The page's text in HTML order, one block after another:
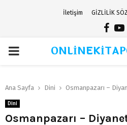
İletişim GİZLİLİK
PRIMARY
Ana Sayfa Dini Osmanpazarı –
Dini
Osmanpazarı –